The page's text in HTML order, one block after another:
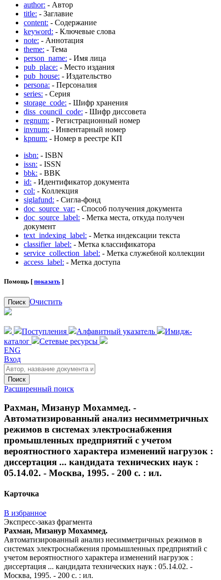
author: - Автор
title: - Заглавие
content: - Содержание
keyword: - Ключевые слова
note: - Аннотация
theme: - Тема
person_name: - Имя лица
pub_place: - Место издания
pub_house: - Издательство
persona: - Персоналия
series: - Серия
storage_code: - Шифр хранения
diss_council_code: - Шифр диссовета
regnum: - Регистрационный номер
invnum: - Инвентарный номер
kpnum: - Номер в реестре КП
isbn: - ISBN
issn: - ISSN
bbk: - BBK
id: - Идентификатор документа
col: - Коллекция
siglafund: - Сигла-фонд
doc_source_var: - Способ получения документа
doc_source_label: - Метка места, откуда получен
документ
text_indexing_label: - Метка индексации текста
classifier_label: - Метка классификатора
service_collection_label: - Метка служебной коллекции
access_label: - Метка доступа
Помощь [ показать ]
Поиск Очистить
Поступления Алфавитный указатель
Имидж-
каталог
Сетевые ресурсы
ENG
Вход
Поиск
Расширенный поиск
Рахман, Мизанур Мохаммед. -
Автоматизированный анализ несимметричных
режимов в системах электроснабжения
промышленных предприятий с учетом
вероятностного характера изменений нагрузок :
диссертация ... кандидата технических наук :
05.14.02. - Москва, 1995. - 200 с. : ил.
Карточка
В избранное
Экспресс-заказ фрагмента
Рахман, Мизанур Мохаммед.
Автоматизированный анализ несимметричных режимов в
системах электроснабжения промышленных предприятий с
учетом вероятностного характера изменений нагрузок :
диссертация ... кандидата технических наук : 05.14.02. -
Москва, 1995. - 200 с. : ил.